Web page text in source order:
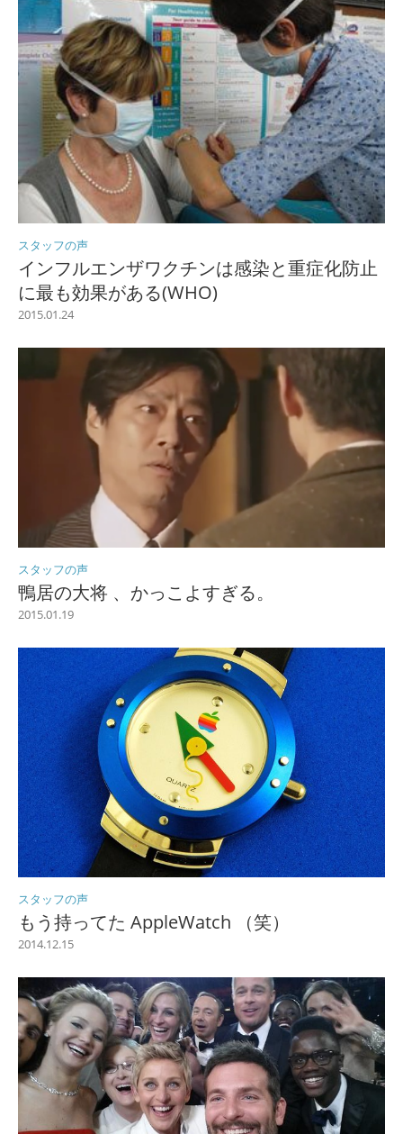
スタッフの声
インフルエンザワクチンは感染と重症化防止
に最も効果がある(WHO)
2015.01.24
スタッフの声
鴨居の大将 、かっこよすぎる。
2015.01.19
スタッフの声
もう持ってた AppleWatch （笑）
2014.12.15